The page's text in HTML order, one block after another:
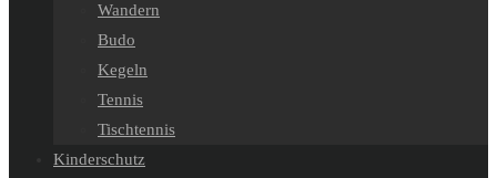
Wandern
Budo
Kegeln
Tennis
Tischtennis
Kinderschutz